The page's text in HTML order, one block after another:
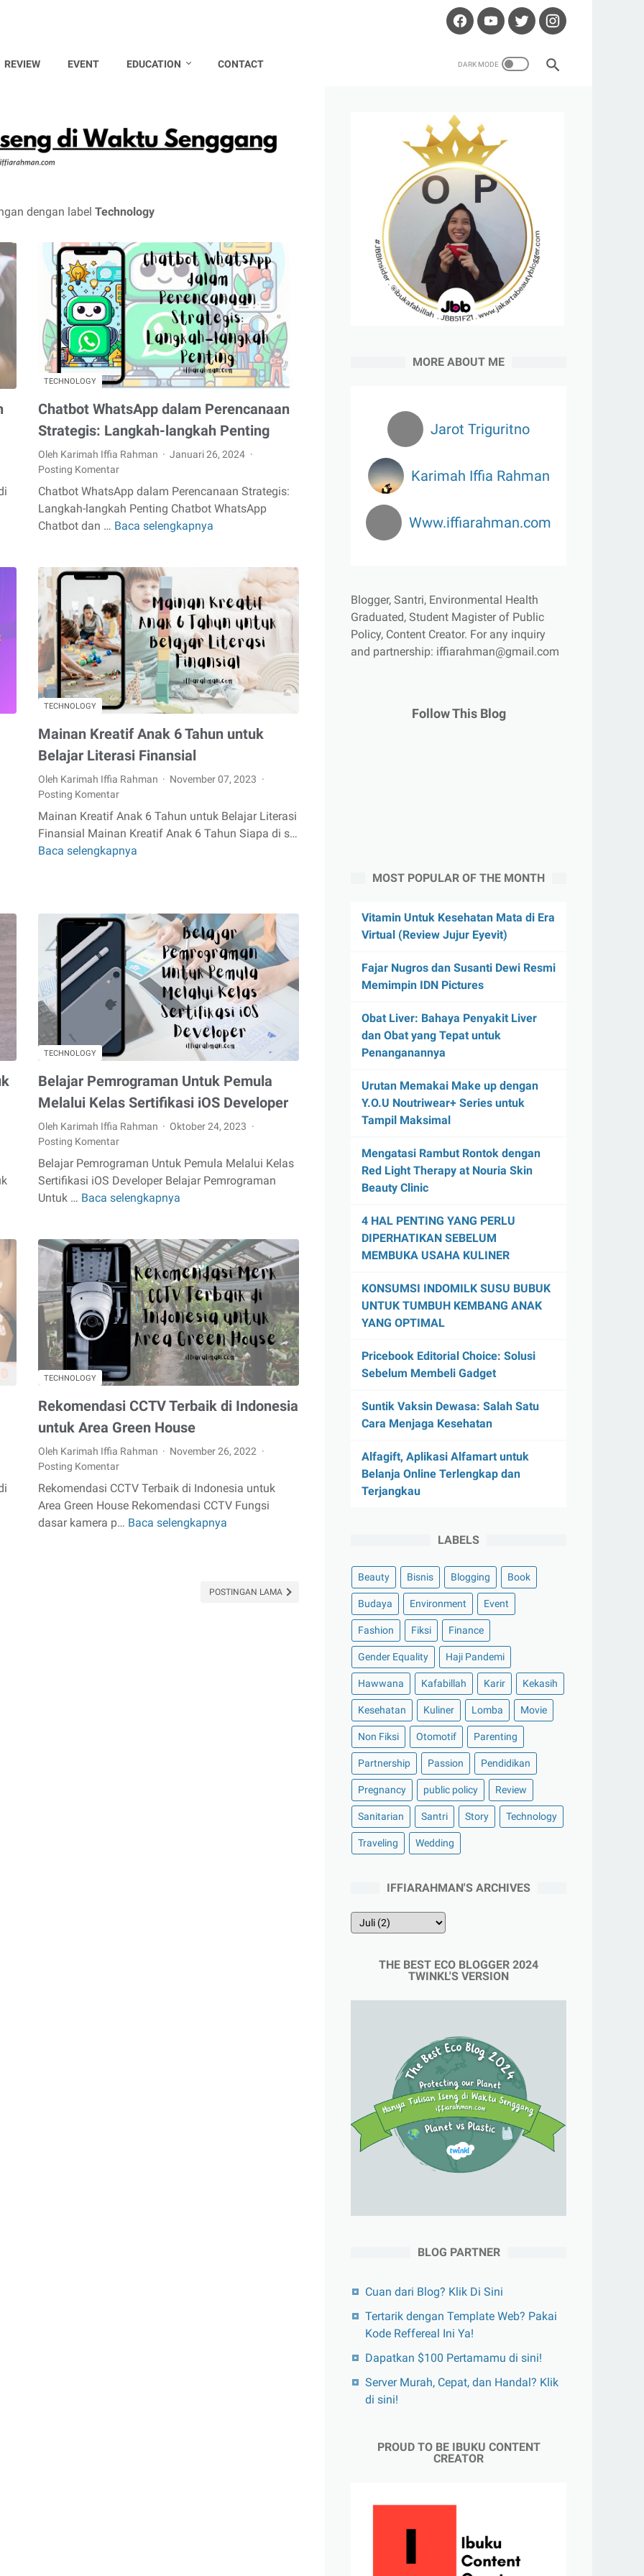
REVIEW EVENT EDUCATION CONTACT
dengan label Technology
TECHNOLOGY
Chatbot WhatsApp dalam Perencanaan
Strategis: Langkah-langkah Penting
Oleh Karimah Iffia Rahman
Januari 26, 2024
Posting Komentar
Chatbot WhatsApp dalam Perencanaan Strategis:
Langkah-langkah Penting Chatbot WhatsApp
Chatbot dan … Baca selengkapnya
Perencanaan
Strategis:
Langkah-
langkah
Penting
TECHNOLOGY
Mainan Kreatif Anak 6 Tahun untuk
Belajar Literasi Finansial
Oleh Karimah Iffia Rahman
November 07, 2023
Posting Komentar
Mainan Kreatif Anak 6 Tahun untuk Belajar Literasi
Finansial Mainan Kreatif Anak 6 Tahun Siapa di s…
Baca selengkapnya
Tahun
untuk
Belajar
Literasi
Finansial
TECHNOLOGY
Belajar Pemrograman Untuk Pemula
Melalui Kelas Sertifikasi iOS Developer
Oleh Karimah Iffia Rahman
Oktober 24, 2023
Posting Komentar
Belajar Pemrograman Untuk Pemula Melalui Kelas
Sertifikasi iOS Developer Belajar Pemrograman
Untuk … Baca selengkapnya
Pemula
Melalui
Kelas
Sertifikasi
iOS
Developer
TECHNOLOGY
Rekomendasi CCTV Terbaik di Indonesia
untuk Area Green House
Oleh Karimah Iffia Rahman
November 26, 2022
Posting Komentar
Rekomendasi CCTV Terbaik di Indonesia untuk
Area Green House Rekomendasi CCTV Fungsi
dasar kamera p… Baca selengkapnya
Indonesia
POSTINGAN LAMA
MORE ABOUT ME
Jarot Triguritno
Karimah Iffia Rahman
Www.iffiarahman.com
Blogger, Santri, Environmental Health
Graduated, Student Magister of Public
Policy, Content Creator. For any inquiry
and partnership: iffiarahman@gmail.com
Follow This Blog
MOST POPULAR OF THE MONTH
Vitamin Untuk Kesehatan Mata di Era
Virtual (Review Jujur Eyevit)
Fajar Nugros dan Susanti Dewi Resmi
Memimpin IDN Pictures
Obat Liver: Bahaya Penyakit Liver
dan Obat yang Tepat untuk
Penanganannya
Urutan Memakai Make up dengan
Y.O.U Noutriwear+ Series untuk
Tampil Maksimal
Mengatasi Rambut Rontok dengan
Red Light Therapy at Nouria Skin
Beauty Clinic
4 HAL PENTING YANG PERLU
DIPERHATIKAN SEBELUM
MEMBUKA USAHA KULINER
KONSUMSI INDOMILK SUSU BUBUK
UNTUK TUMBUH KEMBANG ANAK
YANG OPTIMAL
Pricebook Editorial Choice: Solusi
Sebelum Membeli Gadget
Suntik Vaksin Dewasa: Salah Satu
Cara Menjaga Kesehatan
Alfagift, Aplikasi Alfamart untuk
Belanja Online Terlengkap dan
Terjangkau
LABELS
Beauty Bisnis Blogging Book
Budaya Environment Event
Fashion Fiksi Finance
Gender Equality Haji Pandemi
Hawwana Kafabillah Karir Kekasih
Kesehatan Kuliner Lomba Movie
Non Fiksi Otomotif Parenting
Partnership Passion Pendidikan
Pregnancy public policy Review
Sanitarian Santri Story Technology
Traveling Wedding
IFFIARAHMAN'S ARCHIVES
THE BEST ECO BLOGGER 2024
TWINKL'S VERSION
BLOG PARTNER
Cuan dari Blog? Klik Di Sini
Tertarik dengan Template Web? Pakai
Kode Reffereal Ini Ya!
Dapatkan $100 Pertamamu di sini!
Server Murah, Cepat, dan Handal? Klik
di sini!
PROUD TO BE IBUKU CONTENT
CREATOR